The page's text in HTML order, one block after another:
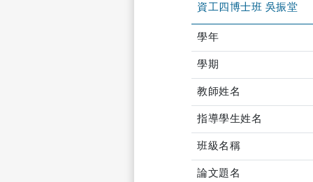
資工四博士班 吳振堂
學年
學期
教師姓名
指導學生姓名
班級名稱
論文題名